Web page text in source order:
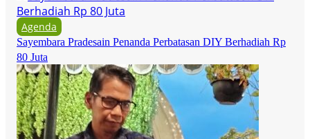
Agenda
Sayembara Pradesain Penanda Perbatasan DIY Berhadiah Rp
80 Juta